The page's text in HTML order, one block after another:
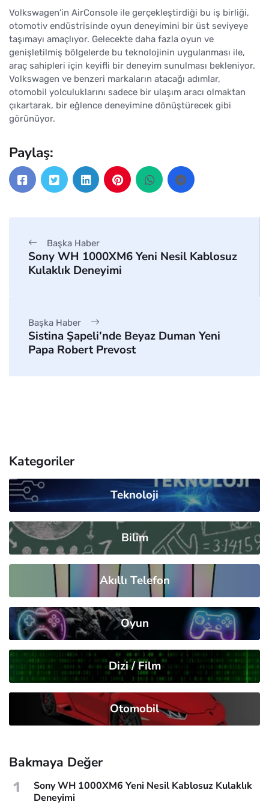
Volkswagen’in AirConsole ile gerçekleştirdiği bu iş birliği,
otomotiv endüstrisinde oyun deneyimini bir üst seviyeye
taşımayı amaçlıyor. Gelecekte daha fazla oyun ve
genişletilmiş bölgelerde bu teknolojinin uygulanması ile,
araç sahipleri için keyifli bir deneyim sunulması bekleniyor.
Volkswagen ve benzeri markaların atacağı adımlar,
otomobil yolculuklarını sadece bir ulaşım aracı olmaktan
çıkartarak, bir eğlence deneyimine dönüştürecek gibi
görünüyor.
Paylaş:
Başka Haber
Sony WH 1000XM6 Yeni Nesil Kablosuz
Kulaklık Deneyimi
Başka Haber
Sistina Şapeli’nde Beyaz Duman Yeni
Papa Robert Prevost
Kategoriler
Teknoloji
Bilim
Akıllı Telefon
Oyun
Dizi / Film
Otomobil
Bakmaya Değer
1
Sony WH 1000XM6 Yeni Nesil Kablosuz Kulaklık
Deneyimi